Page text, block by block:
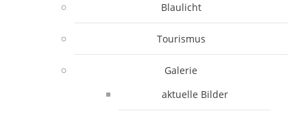
Blaulicht
Tourismus
Galerie
aktuelle Bilder